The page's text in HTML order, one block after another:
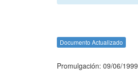
Documento Actualizado
Promulgación: 09/06/1999